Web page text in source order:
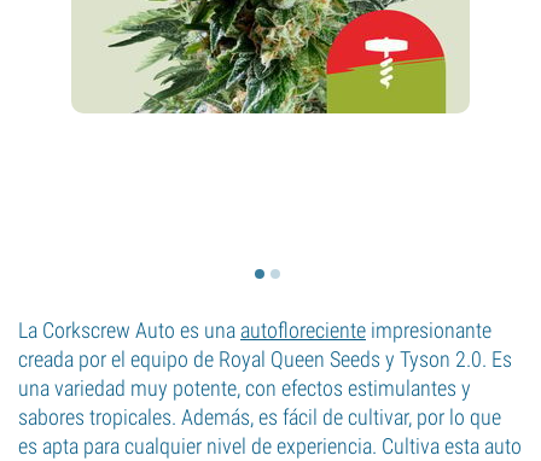
La Corkscrew Auto es una autofloreciente impresionante
creada por el equipo de Royal Queen Seeds y Tyson 2.0. Es
una variedad muy potente, con efectos estimulantes y
sabores tropicales. Además, es fácil de cultivar, por lo que
es apta para cualquier nivel de experiencia. Cultiva esta auto